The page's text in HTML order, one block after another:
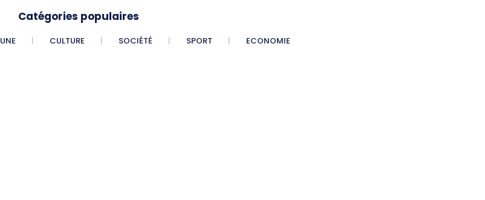
Catégories populaires
UNE CULTURE SOCIÉTÉ SPORT ECONOMIE